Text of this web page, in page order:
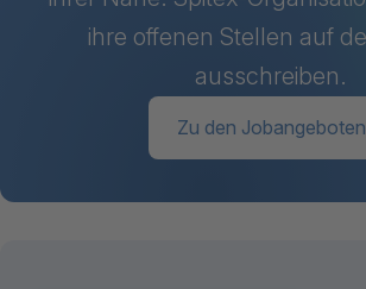
ihre offenen Stellen auf
ausschreiben.
Zu den Jobangeboten